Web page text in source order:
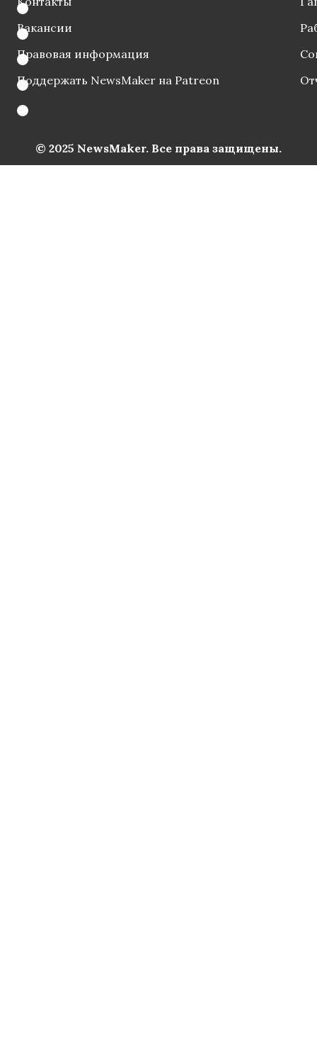
Вакансии
Правовая информация
Поддержать NewsMaker на Patreon
© 2025 NewsMaker. Все права защищены.